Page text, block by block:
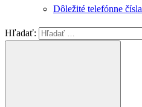
Dôležité telefónne čísla
Hľadať: